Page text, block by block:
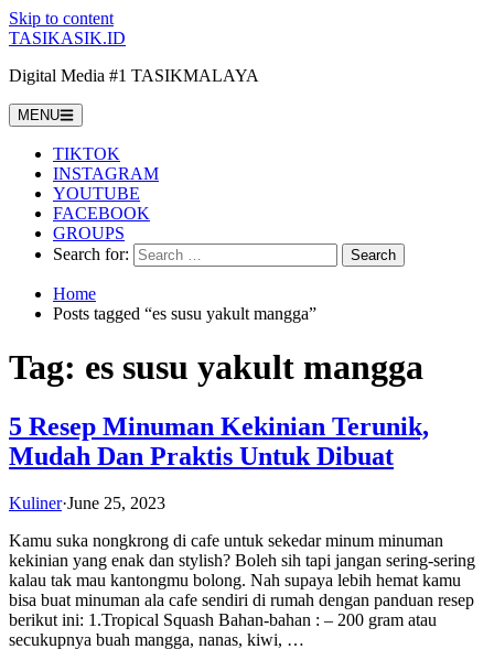
Skip to content
TASIKASIK.ID
Digital Media #1 TASIKMALAYA
MENU
TIKTOK
INSTAGRAM
YOUTUBE
FACEBOOK
GROUPS
Search for:
Home
Posts tagged “es susu yakult mangga”
Tag: es susu yakult mangga
5 Resep Minuman Kekinian Terunik,
Mudah Dan Praktis Untuk Dibuat
Kuliner·June 25, 2023
Kamu suka nongkrong di cafe untuk sekedar minum minuman
kekinian yang enak dan stylish? Boleh sih tapi jangan sering-sering
kalau tak mau kantongmu bolong. Nah supaya lebih hemat kamu
bisa buat minuman ala cafe sendiri di rumah dengan panduan resep
berikut ini: 1.Tropical Squash Bahan-bahan : – 200 gram atau
secukupnya buah mangga, nanas, kiwi, …